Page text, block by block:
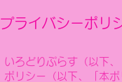
プライバシーポリ
いろどりぷらす（以下
ポリシー（以下、「本